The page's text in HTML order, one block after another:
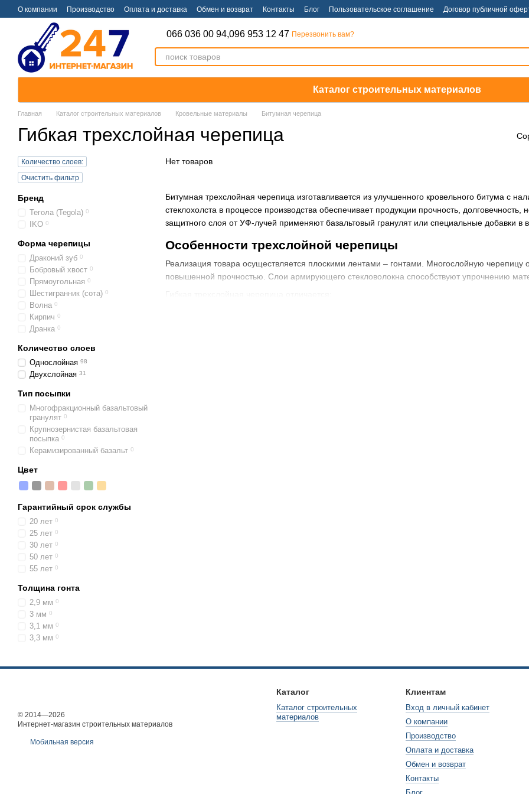
Перейти к основному контенту
О компании Производство Оплата и доставка Обмен и возврат Контакты Блог Пользовательское соглашение Договор публичной
066 036 00 94,096 953 12 47 Перезвонить вам?
Каталог строительных материалов
Главная Каталог строительных материалов Кровельные материалы Битумная черепица
Гибкая трехслойная черепица
Битумная трехслойная черепица изготавливается из улучшенного кровельного битума с
стеклохолста в процессе производства обеспечивает продукции прочность,
защитного слоя от УФ-лучей применяют базальтовый гранулят или специальные добавки в
Особенности трехслойной черепицы
Реализация товара осуществляется плоскими лентами – гонтами. Многослойную черепицу
повышенной прочностью. Слои армирующего стекловолокна способствуют упрочнению
Нет товаров
Количество слоев:
Очистить фильтр
Бренд
Тегола (Tegola) 0
IKO 0
Форма черепицы
Драконий зуб 0
Бобровый хвост 0
Прямоугольная 0
Шестигранник (сота) 0
Волна 0
Кирпич 0
Дранка 0
Количество слоев
Однослойная 98
Двухслойная 31
Тип посыпки
Многофракционный базальтовый
гранулят 0
Крупнозернистая базальтовая
посыпка 0
Керамизированный базальт 0
Цвет
Гарантийный срок службы
20 лет 0
25 лет 0
30 лет 0
50 лет 0
55 лет 0
Толщина гонта
2,9 мм 0
3 мм 0
3,1 мм 0
3,3 мм 0
© 2014—2026
Интернет-магазин строительных материалов
Мобильная версия
Каталог
Каталог строительных
материалов
Клиентам
Вход в личный кабинет
О компании
Производство
Оплата и доставка
Обмен и возврат
Контакты